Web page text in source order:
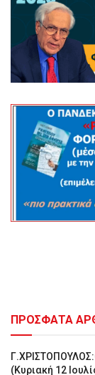
ΠΡΟΣΦΑΤΑ
(Κυριακή 12